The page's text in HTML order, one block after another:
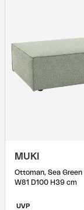
MUKI
Ottoman, Sea Green
W81 D100 H39 cm
UVP